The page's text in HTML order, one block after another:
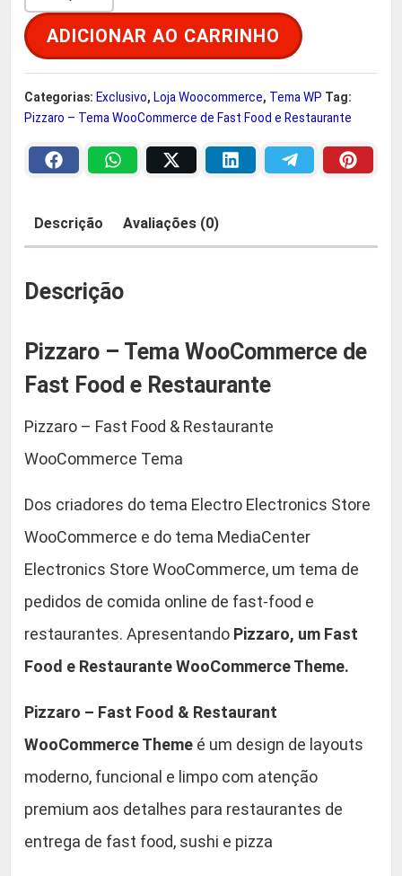
l
e
r
a
R
5
0
.
R
$
2
,
.
i
z
a
r
m
W
C
o
m
e
c
d
e
F
s
t
o
o
R
e
ADICIONAR AO CARRINHO
Categorias: Exclusivo, Loja Woocommerce, Tema WP Tag:
Pizzaro – Tema WooCommerce de Fast Food e Restaurante
Descrição Avaliações (0)
Descrição
Pizzaro – Tema WooCommerce de
Fast Food e Restaurante
Pizzaro – Fast Food & Restaurante
WooCommerce Tema
Dos criadores do tema Electro Electronics Store
WooCommerce e do tema MediaCenter
Electronics Store WooCommerce, um tema de
pedidos de comida online de fast-food e
restaurantes. Apresentando Pizzaro, um Fast
Food e Restaurante WooCommerce Theme.
Pizzaro – Fast Food & Restaurant
WooCommerce Theme é um design de layouts
moderno, funcional e limpo com atenção
premium aos detalhes para restaurantes de
entrega de fast food, sushi e pizza